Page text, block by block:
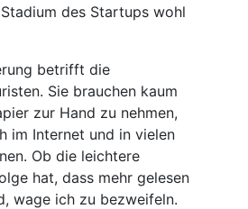
des Startups wohl
betrifft die
Sie brauchen kaum
zur Hand zu nehmen,
im Internet und in vielen
Ob die leichtere
hat, dass mehr gelesen
wage ich zu bezweifeln.